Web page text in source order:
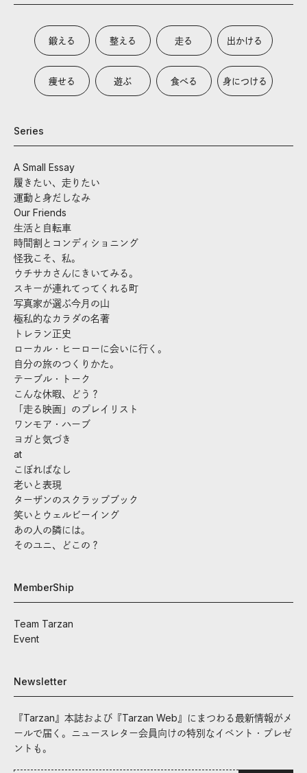
鍛える 整える 走る 出かける
痩せる 遊ぶ 食べる 身につける
Series
A Small Essay
履きたい、走りたい
運動と身だしなみ
Our Friends
生活と自転車
時間割とコンディショニング
怪我こそ、私。
ウチサカさんにきいてみる。
スキーが連れてってくれる町
写真家が選ぶ今月の山
極私的なカラダの名著
トレラン正史
ローカル・ヒーローに会いに行く。
自分の旅のつくりかた。
テーブル・トーク
こんな休暇、どう？
「走る映画」のプレイリスト
ワンモア・ハーブ
ヨガと気づき
at
こぼればなし
老いと表現
ターザンのスクラップブック
笑いとウェルビーイング
あの人の隣には。
そのユニ、どこの？
MemberShip
Team Tarzan
Event
Newsletter
『Tarzan』本誌および『Tarzan Web』にまつわる最新情報がメ
ールで届く。ニュースレター会員向けの特別なイベント・プレゼ
ントも。